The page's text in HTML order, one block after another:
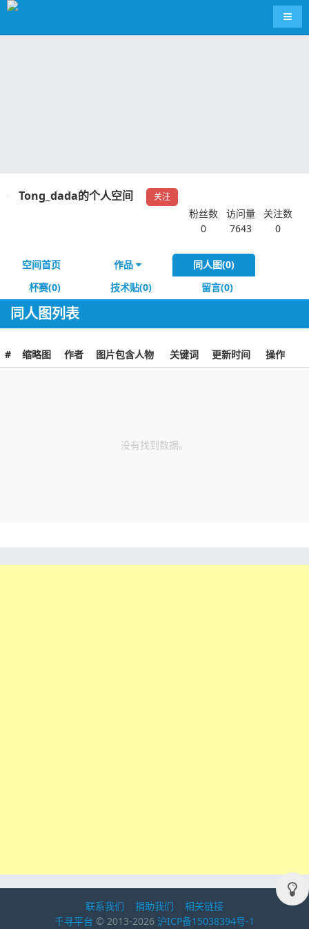
导航
Tong_dada的个人空间 关注
粉丝数
0
访问量
7643
关注数
0
空间首页 作品
同人图(0)
杯赛(0)
技术贴(0) 留言(0)
同人图列表
# 缩略图 作者 图片包含人物 关键词 更新时间 操作
没有找到数据。
联系我们 捐助我们
相关链接
千寻平台 © 2013-2026 沪ICP备15038394号-1